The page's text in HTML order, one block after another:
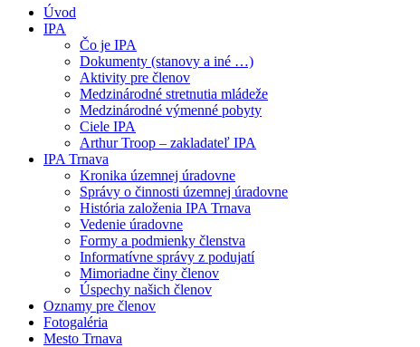
Úvod
IPA
Čo je IPA
Dokumenty (stanovy a iné …)
Aktivity pre členov
Medzinárodné stretnutia mládeže
Medzinárodné výmenné pobyty
Ciele IPA
Arthur Troop – zakladateľ IPA
IPA Trnava
Kronika územnej úradovne
Správy o činnosti územnej úradovne
História založenia IPA Trnava
Vedenie úradovne
Formy a podmienky členstva
Informatívne správy z podujatí
Mimoriadne činy členov
Úspechy našich členov
Oznamy pre členov
Fotogaléria
Mesto Trnava